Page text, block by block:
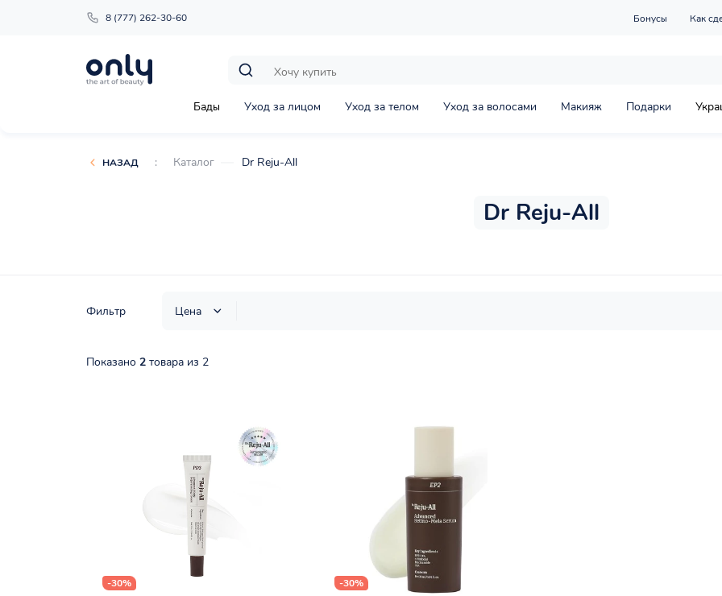
8 (777) 262-30-60 Бонусы Как
Бады Уход за лицом Уход за телом Уход за волосами Макияж Подарки
НАЗАД : Каталог Dr Reju-All
Dr Reju-All
Фильтр Цена
Показано 2 товара из 2
-30% -30%